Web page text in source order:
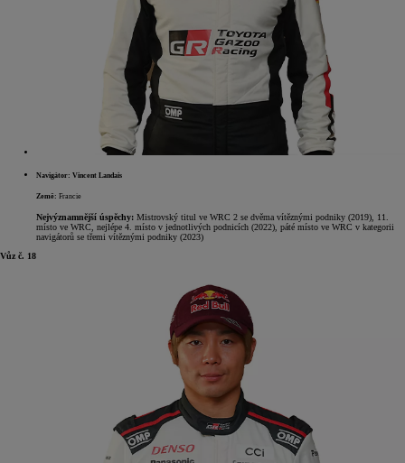
Navigátor: Vincent Landais
Země: Francie
Nejvýznamnější úspěchy: Mistrovský titul ve WRC 2 se dvěma vítěznými podniky (2019), 11.
místo ve WRC, nejlépe 4. místo v jednotlivých podnicích (2022), páté místo ve WRC v kategorii
navigátorů se třemi vítěznými podniky (2023)
Vůz č. 18